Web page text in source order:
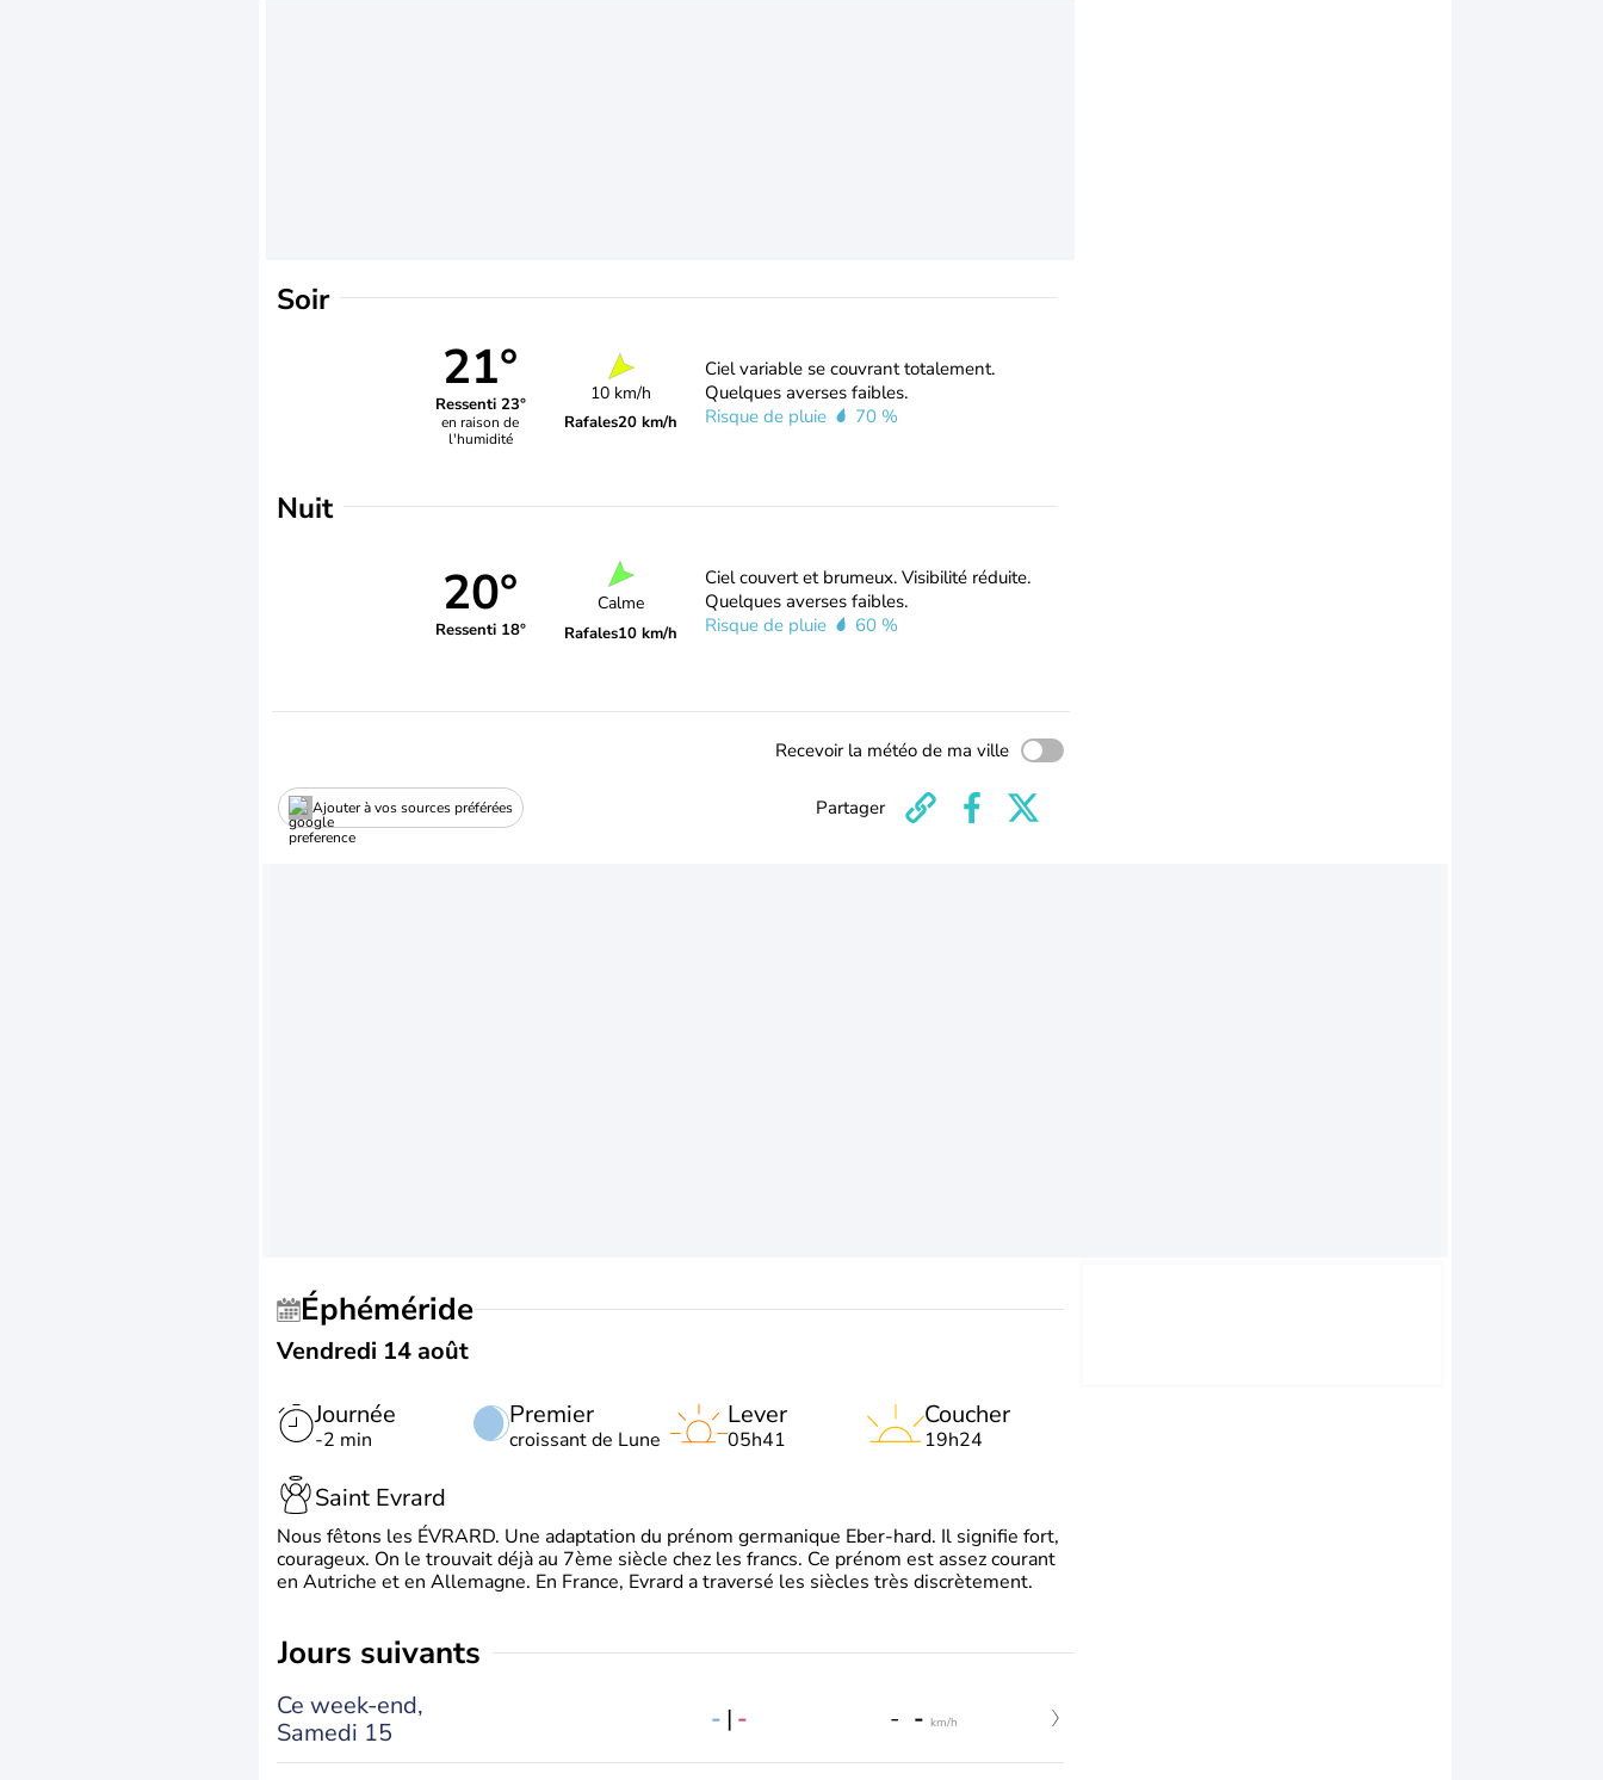
Soir
21°
Ressenti 23°
en raison de
l'humidité
10 km/h
Rafales20 km/h
Ciel variable se couvrant totalement.
Quelques averses faibles.
Risque de pluie
70 %
Nuit
20°
Ressenti 18°
Calme
Rafales10 km/h
Ciel couvert et brumeux. Visibilité réduite.
Quelques averses faibles.
Risque de pluie
60 %
Recevoir la météo de ma ville
Ajouter à vos sources préférées Partager
Éphéméride
Vendredi 14 août
Journée
-2 min
Premier
croissant de Lune
Lever
05h41
Coucher
19h24
Saint Evrard
Nous fêtons les ÉVRARD. Une adaptation du prénom germanique Eber-hard. Il signifie fort,
courageux. On le trouvait déjà au 7ème siècle chez les francs. Ce prénom est assez courant
en Autriche et en Allemagne. En France, Evrard a traversé les siècles très discrètement.
jours suivants
Ce week-end,
Samedi 15
- | - - - km/h